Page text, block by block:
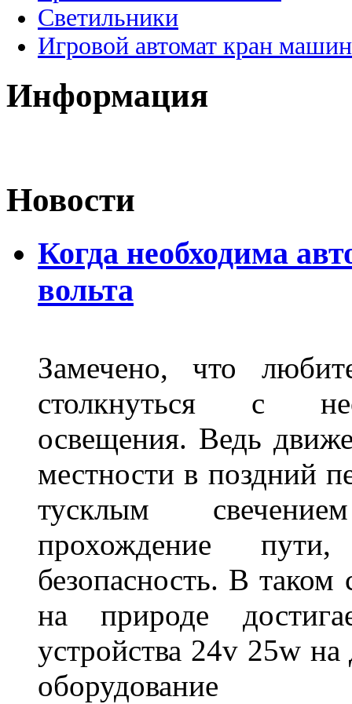
Светильники
Игровой автомат кран
Информация
Новости
Когда необходима
вольта
Замечено, что
столкнуться с
освещения. Ведь
местности в поздний
тусклым
прохождение
безопасность. В
на природе
устройства 24v 25w
оборудование